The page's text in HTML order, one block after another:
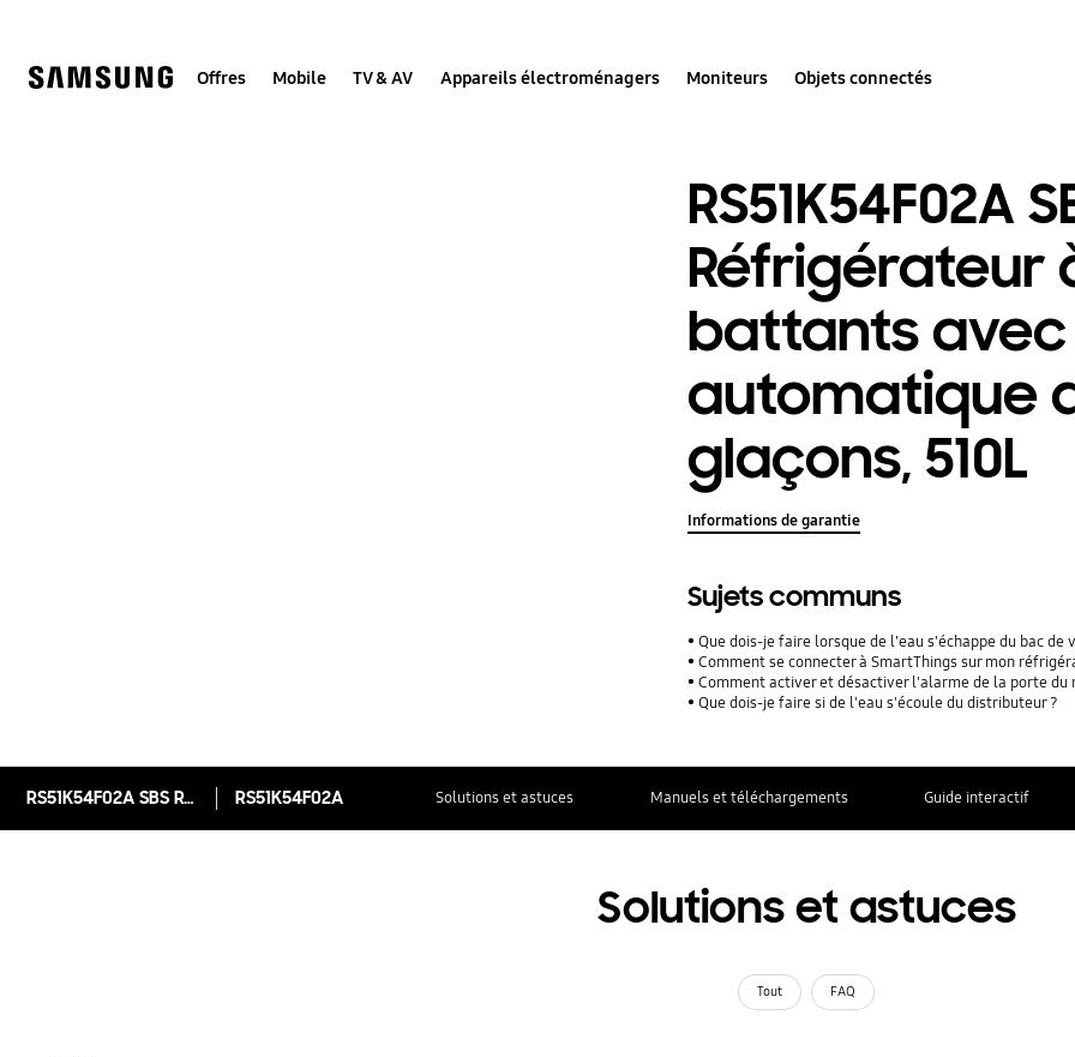
Offres Mobile TV & AV Appareils électroménagers Moniteurs Objets connectés
RS51K54F02A
Réfrigérateur
battants
automatique
glaçons, 510L
Informations de garantie
Sujets communs
Que dois-je faire lorsque de l'eau s'échappe du bac de
Comment se connecter à SmartThings sur mon
Comment activer et désactiver l'alarme de la porte du
Que dois-je faire si de l'eau s'écoule du distributeur ?
RS51K54F02A SBS Réfrigérateur à double battants avec Distributeur automatique d’eau et de glaçons, 510L RS51K54F02A Solutions et astuces Manuels et téléchargements Guide interactif
Solutions et astuces
Tout FAQ